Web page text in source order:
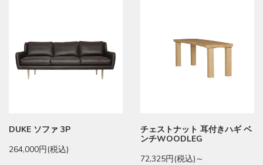
DUKE ソファ 3P
264,000円(税込)
チェストナット 耳付きハギ ベ
ンチWOODLEG
72,325円(税込)～